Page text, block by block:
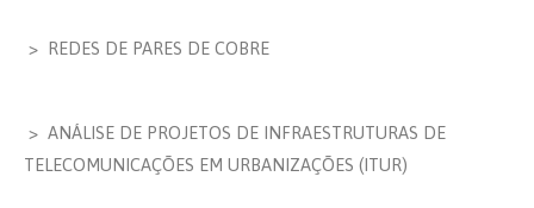
> REDES DE PARES DE COBRE
> ANÁLISE DE PROJETOS DE INFRAESTRUTURAS DE
TELECOMUNICAÇÕES EM URBANIZAÇÕES (ITUR)